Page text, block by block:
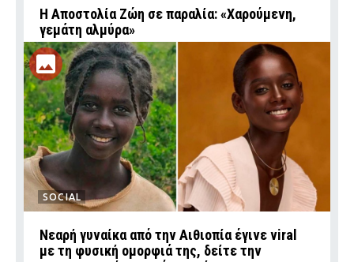
Η Αποστολία Ζώη σε παραλία: «Χαρούμενη,
γεμάτη αλμύρα»
SOCIAL
Νεαρή γυναίκα από την Αιθιοπία έγινε viral
με τη φυσική ομορφιά της, δείτε την